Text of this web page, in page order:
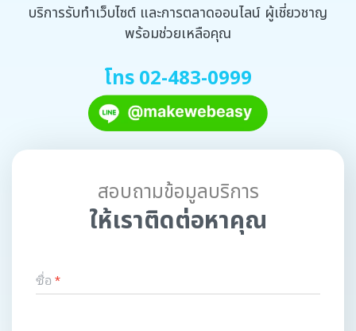
บริการรับทำเว็บไซต์ และการตลาดออนไลน์ ผู้เชี่ยวชาญ
พร้อมช่วยเหลือคุณ
โทร 02-483-0999
สอบถามข้อมูลบริการ
ให้เราติดต่อหาคุณ
ชื่อ *